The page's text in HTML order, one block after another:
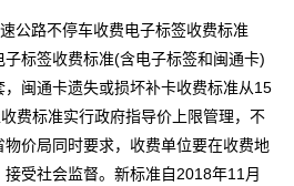
标签收费标准(含电子标签和闽通卡)
闽通卡遗失或损坏补卡收费标准从15
费标准实行政府指导价上限管理，不
价局同时要求，收费单位要在收费地
受社会监督。新标准自2018年11月